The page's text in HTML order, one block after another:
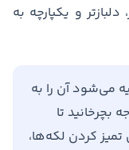
و یکپارچه به
می‌شود آن را به
(هر ۶ ماه یکبار) ۱۸۰ درجه بچرخانید تا
کردن لکه‌ها،